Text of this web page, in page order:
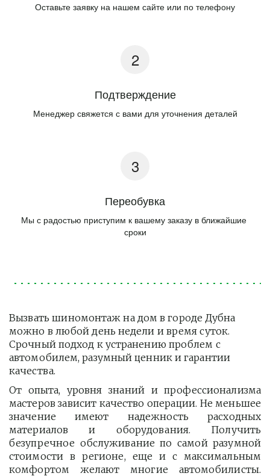
Оставьте заявку на нашем сайте или по телефону
Подтверждение
Менеджер свяжется с вами для уточнения деталей
Переобувка
Мы с радостью приступим к вашему заказу в ближайшие
сроки
Вызвать шиномонтаж на дом в городе Дубна
можно в любой день недели и время суток.
Срочный подход к устранению проблем с
автомобилем, разумный ценник и гарантии
качества.
От опыта, уровня знаний и профессионализма
мастеров зависит качество операции. Не меньшее
значение имеют надежность расходных
материалов и оборудования. Получить
безупречное обслуживание по самой разумной
стоимости в регионе, еще и с максимальным
комфортом желают многие автомобилисты.